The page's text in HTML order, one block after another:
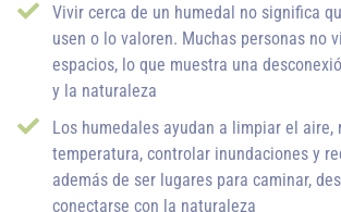
Vivir cerca de un humedal no significa
usen o lo valoren. Muchas personas no
espacios, lo que muestra una
y la naturaleza
Los humedales ayudan a limpiar el aire,
temperatura, controlar inundaciones y
además de ser lugares para caminar,
conectarse con la naturaleza